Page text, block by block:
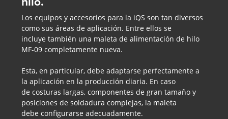
Los equipos y accesorios para la iQS son tan diversos
como sus áreas de aplicación. Entre ellos se
incluye también una maleta de alimentación de hilo
MF-09 completamente nueva.
Esta, en particular, debe adaptarse perfectamente a
la aplicación en la producción diaria. En caso
de costuras largas, componentes de gran tamaño y
posiciones de soldadura complejas, la maleta
debe configurarse adecuadamente.